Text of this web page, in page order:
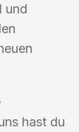
und
hast du